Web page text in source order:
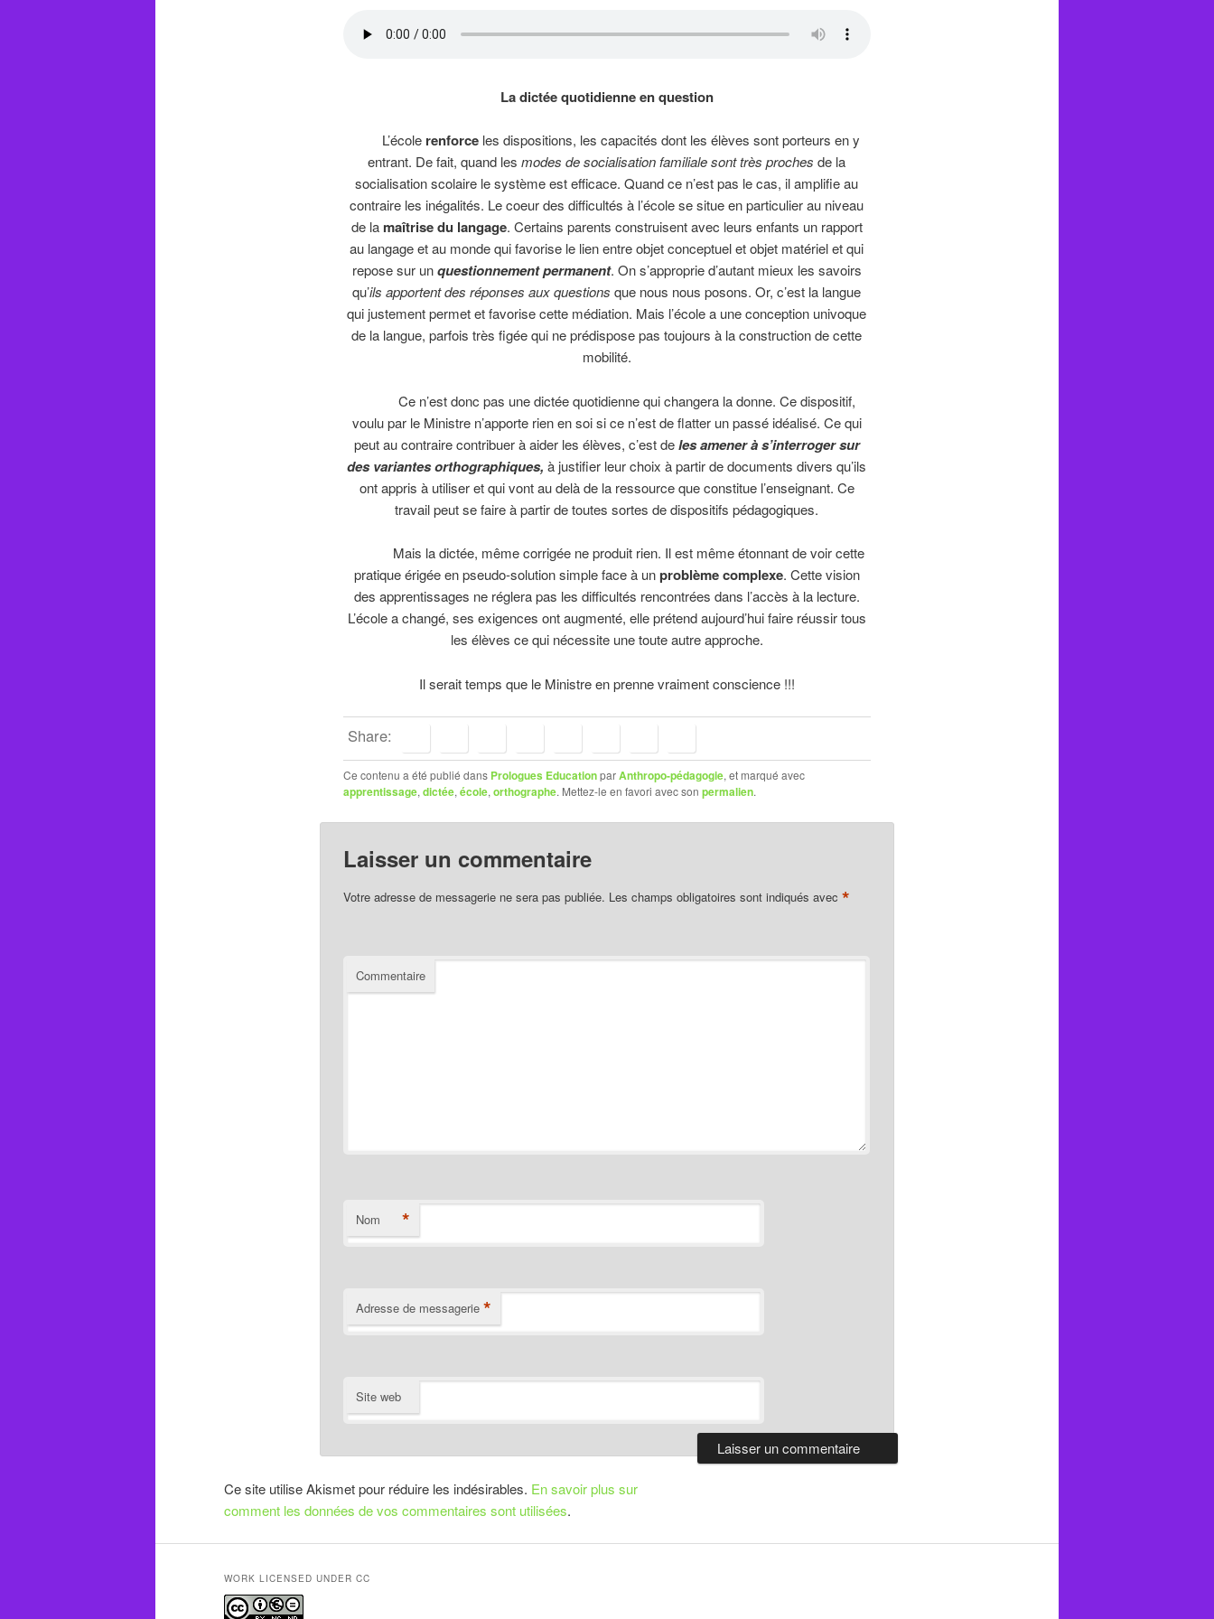
La dictée quotidienne en question
L’école renforce les dispositions, les capacités dont les élèves sont porteurs en y
entrant. De fait, quand lesmodes de socialisation familiale sont très proches de la
socialisation scolaire le système est efficace. Quand ce n’est pas le cas, il amplifie au
contraire les inégalités. Le coeur des difficultés à l’école se situe en particulier au niveau
de la maîtrise du langage. Certains parents construisent avec leurs enfants un rapport
au langage et au monde qui favorise le lien entre objet conceptuel et objet matériel et qui
repose sur unquestionnement permanent. On s’approprie d’autant mieux les savoirs
qu’ils apportent des réponses aux questions que nous nous posons. Or, c’est la langue
qui justement permet et favorise cette médiation. Mais l’école a une conception univoque
de la langue, parfois très figée qui ne prédispose pas toujours à la construction de cette
mobilité.
Ce n’est donc pas une dictée quotidienne qui changera la donne. Ce dispositif,
voulu par le Ministre n’apporte rien en soi si ce n’est de flatter un passé idéalisé. Ce qui
peut au contraire contribuer à aider les élèves, c’est deles amener à s’interroger sur
des variantes orthographiques, à justifier leur choix à partir de documents divers qu’ils
ont appris à utiliser et qui vont au delà de la ressource que constitue l’enseignant. Ce
travail peut se faire à partir de toutes sortes de dispositifs pédagogiques.
Mais la dictée, même corrigée ne produit rien. Il est même étonnant de voir cette
pratique érigée en pseudo-solution simple face à unproblème complexe. Cette vision
des apprentissages ne réglera pas les difficultés rencontrées dans l’accès à la lecture.
L’école a changé, ses exigences ont augmenté, elle prétend aujourd’hui faire réussir tous
les élèves ce qui nécessite une toute autre approche.
Il serait temps que le Ministre en prenne vraiment conscience !!!
Share:
Ce contenu a été publié dans Prologues EducationparAnthropo-pédagogie, et marqué avec
apprentissage,dictée,école,orthographe. Mettez-le en favori avec son permalien.
Laisser un commentaire
Votre adresse de messagerie ne sera pas publiée. Les champs obligatoires sont indiqués avec *
Commentaire
Nom *
Adresse de messagerie *
Site web
Ce site utilise Akismet pour réduire les indésirables. En savoir plus sur
comment les données de vos commentaires sont utilisées.
WORK LICENSED UNDER CC